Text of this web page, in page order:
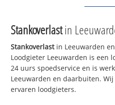
Stankoverlastin
Stankoverlastin Leeuwarden
Loodgieter Leeuwarden is een
24 uurs spoedservice en is
Leeuwarden en daarbuiten.
ervaren loodgieters.